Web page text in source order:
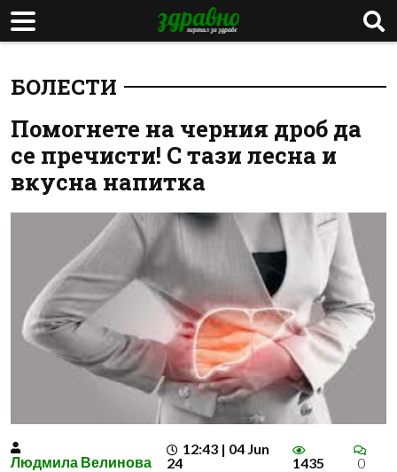
БОЛЕСТИ
Помогнете на черния дроб да
се пречисти! С тази лесна и
вкусна напитка
Людмила Велинова
12:43 | 04 Jun
24
1435 0